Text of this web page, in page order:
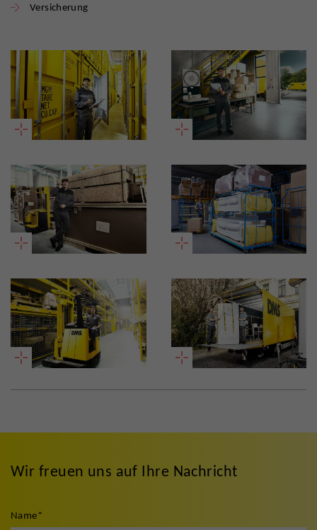
Versicherung
Wir freuen uns auf Ihre Nachricht
Name*